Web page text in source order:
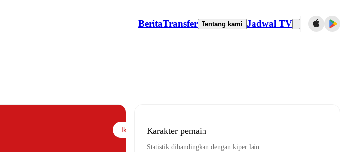
BeritaTransfer Tentang kami Jadwal TV
Ikuti Karakter pemain
Statistik dibandingkan dengan kiper lain